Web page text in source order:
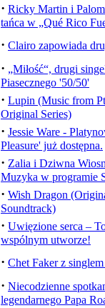
· Ricky Martin i
tańca w „Qué Rico
· Clairo zapowiada
· „Miłość“, drugi
Piasecznego '50/50'
· Lupin (Music from
Original Series)
· Jessie Ware -
Pleasure' już dostępna.
· Zalia i Dziwna
Muzyka w programie
· Wish Dragon
Soundtrack)
· Uwięzione serca –
wspólnym utworze!
· Chet Faker z
· Niecodzienne
legendarnego Papa